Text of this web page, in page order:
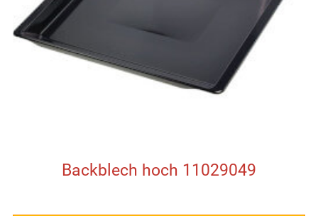
Backblech hoch 11029049